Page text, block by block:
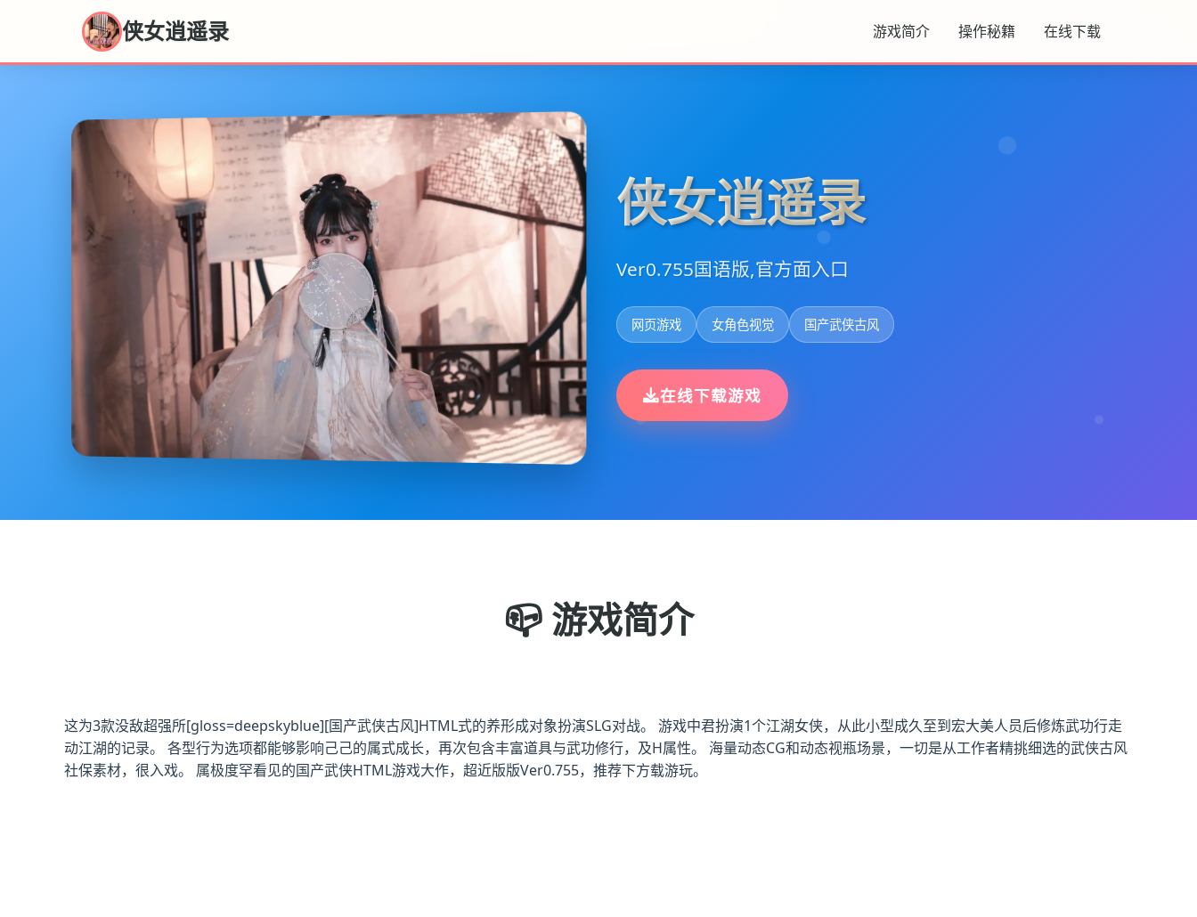
侠女逍遥录 游戏简介 操作秘籍 在线下载
侠女逍遥录
Ver0.755国语版,官方面入口
网页游戏 女角色视觉 国产武侠古风
在线下载游戏
📪 游戏简介
这为3款没敌超强所[gloss=deepskyblue][国产武侠古风]HTML式的养形成对象扮演SLG对战。 游戏中君扮演1个江湖女侠，从此小型成久至到宏大美人员后修炼武功行走
动江湖的记录。 各型行为选项都能够影响己己的属式成长，再次包含丰富道具与武功修行，及H属性。 海量动态CG和动态视瓶场景，一切是从工作者精挑细选的武侠古风
社保素材，很入戏。 属极度罕看见的国产武侠HTML游戏大作，超近版版Ver0.755，推荐下方载游玩。